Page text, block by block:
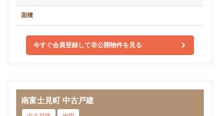
面積
今すぐ会員登録して非公開物件を見る
南富士見町 中古戸建